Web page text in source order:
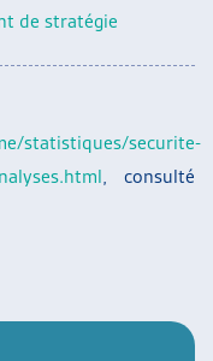
de stratégie
statistiques/securite-
, consulté